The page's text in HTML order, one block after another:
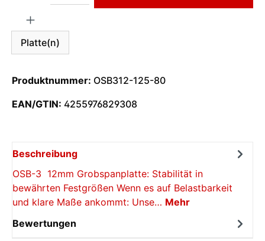
Platte(n)
Produktnummer: OSB312-125-80
EAN/GTIN: 4255976829308
Beschreibung
OSB-3 12mm Grobspanplatte: Stabilität in
bewährten Festgrößen Wenn es auf Belastbarkeit
und klare Maße ankommt: Unse… Mehr
Bewertungen